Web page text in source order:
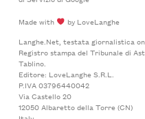
Made with
by LoveLanghe
Langhe.Net, testata giornalistica
Registro stampa del Tribunale di
Tablino.
Editore: LoveLanghe S.R.L.
P.IVA 03796440042
Via Castello 20
12050 Albaretto della Torre (CN)